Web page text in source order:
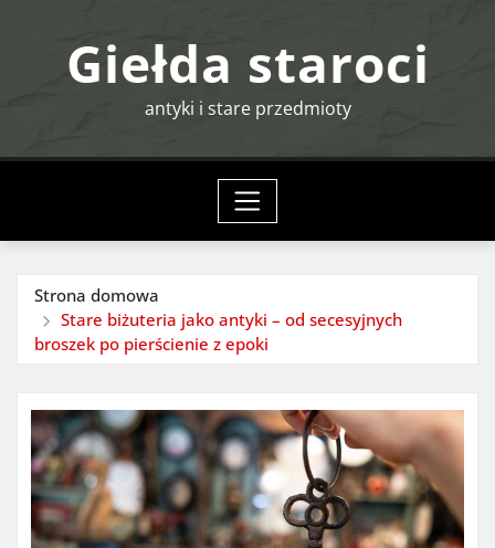
Giełda staroci
antyki i stare przedmioty
Strona domowa
Stare biżuteria jako antyki – od secesyjnych
broszek po pierścienie z epoki